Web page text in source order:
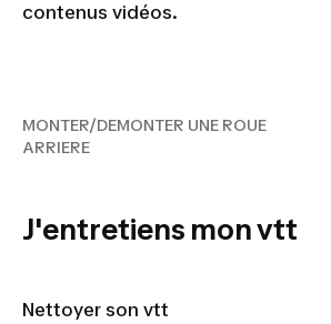
contenus vidéos.
MONTER/DEMONTER UNE ROUE
ARRIERE
J'entretiens mon vtt
Nettoyer son vtt